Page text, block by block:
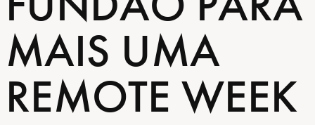
MAIS UMA
REMOTE WEEK